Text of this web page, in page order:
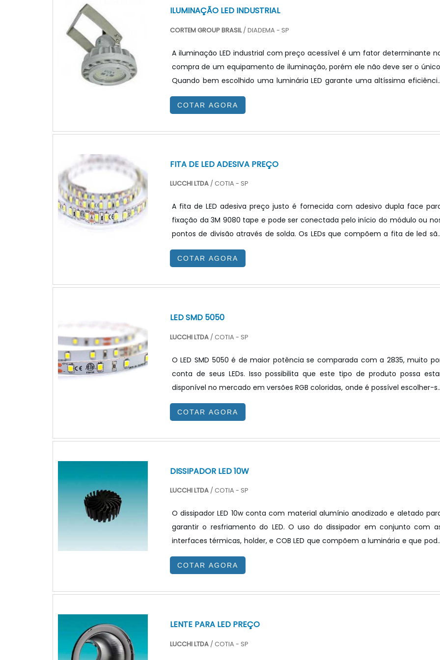
ILUMINAÇÃO LED INDUSTRIAL
CORTEM GROUP BRASIL/ DIADEMA - SP
A iluminação LED industrial com preço acessível é um fator determinante
compra de um equipamento de iluminação, porém ele não deve ser o
Quando bem escolhido uma luminária LED garante uma altíssima
luminosa e é capaz de proporcionar uma redução significativa nos custos de
energia elétrica e de manutenção, podendo ser ainda maior quando aliada a
boa escolha ao comprar uma luminária LED industrial, deve-.
COTAR AGORA
FITA DE LED ADESIVA PREÇO
LUCCHI LTDA/ COTIA - SP
A fita de LED adesiva preço justo é fornecida com adesivo dupla face
fixação da 3M 9080 tape e pode ser conectada pelo início do módulo ou
pontos de divisão através de solda. Os LEDs que compõem a fita de led são
submetidos aos procedimentos de testes LM-80-15 e LM79-08. As principais
aplicações desse tipo de fita é para iluminação residencial, iluminação
MAIS CARACTERÍSTICAS E BENEFÍCIOS DO PRODUTOA ilumina.
COTAR AGORA
LED SMD 5050
LUCCHI LTDA/ COTIA - SP
O LED SMD 5050 é de maior potência se comparada com a 2835, muito
conta de seus LEDs. Isso possibilita que este tipo de produto possa
disponível no mercado em versões RGB coloridas, onde é possível escolher-
qualquer uma de milhões de cores disponíveis. DETALHES ADICIONAIS SOBRE O
PRODUTOAlém de inseridos em fitas flexíveis, ele pode ser utilizado pela
no PCB (placa de circuito impresso) é possível desenvolv.
COTAR AGORA
DISSIPADOR LED 10W
LUCCHI LTDA/ COTIA - SP
O dissipador LED 10w conta com material alumínio anodizado e aletado
garantir o resfriamento do LED. O uso do dissipador em conjunto com
interfaces térmicas, holder, e COB LED que compõem a luminária e que
ser aplicado em espaços comerciais e residenciais. Com isso, o calor parte de
um ponto pequeno (COB LED) e é levado para fora do dispositivo e para o
para dissipador é a sua versatilidade, que permite utilização.
COTAR AGORA
LENTE PARA LED PREÇO
LUCCHI LTDA/ COTIA - SP